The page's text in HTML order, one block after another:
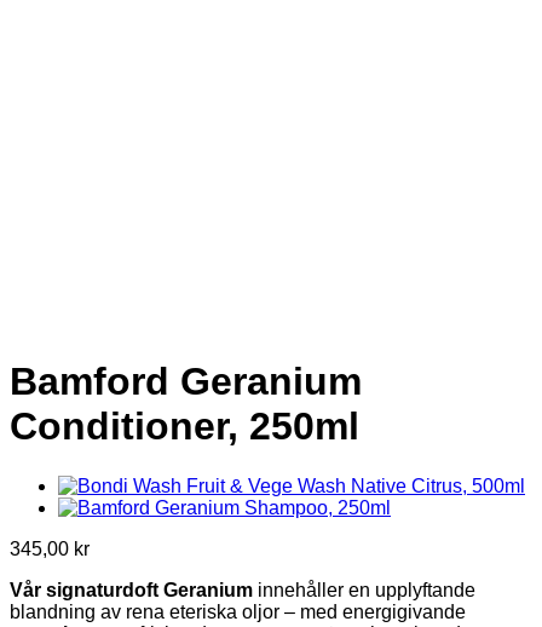
Bamford Geranium
Conditioner, 250ml
345,00 kr
Vår signaturdoft Geranium innehåller en upplyftande
blandning av rena eteriska oljor – med energigivande